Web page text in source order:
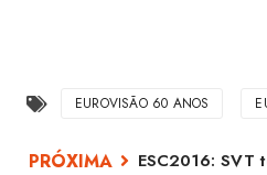
EUROVISÃO 60 ANOS
ESC2016: SVT